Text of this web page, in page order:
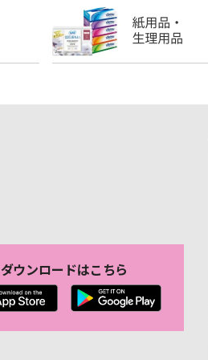
ダウンロードはこちら